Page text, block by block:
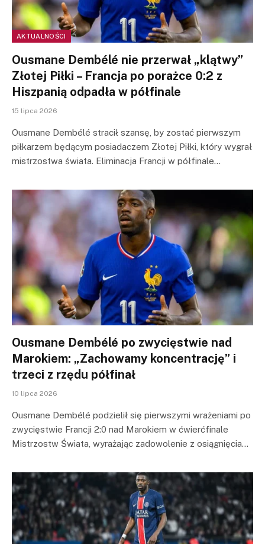
AKTUALNOŚCI
Ousmane Dembélé nie przerwał „klątwy”
Złotej Piłki – Francja po porażce 0:2 z
Hiszpanią odpadła w półfinale
15 lipca 2026
Ousmane Dembélé stracił szansę, by zostać pierwszym
piłkarzem będącym posiadaczem Złotej Piłki, który wygrał
mistrzostwa świata. Eliminacja Francji w półfinale…
Ousmane Dembélé po zwycięstwie nad
Marokiem: „Zachowamy koncentrację” i
trzeci z rzędu półfinał
10 lipca 2026
Ousmane Dembélé podzielił się pierwszymi wrażeniami po
zwycięstwie Francji 2:0 nad Marokiem w ćwierćfinale
Mistrzostw Świata, wyrażając zadowolenie z osiągnięcia…